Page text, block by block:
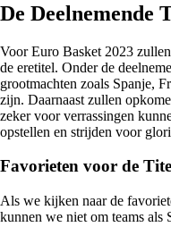
De Deelnemende
Voor Euro Basket 2023
de eretitel. Onder de
grootmachten zoals Spanje,
zijn. Daarnaast zullen
zeker voor verrassingen
opstellen en strijden voor
Favorieten voor de
Als we kijken naar de
kunnen we niet om teams als